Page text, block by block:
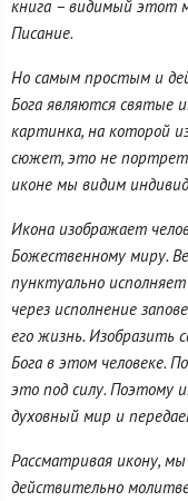
книга – видимый этот
Писание.
Но самым простым и
Бога являются святые
картинка, на которой
сюжет, это не портрет
иконе мы видим
Икона изображает
Божественному миру.
пунктуально
через исполнение
его жизнь. Изобразить
Бога в этом человеке.
это под силу. Поэтому
духовный мир и
Рассматривая икону,
действительно